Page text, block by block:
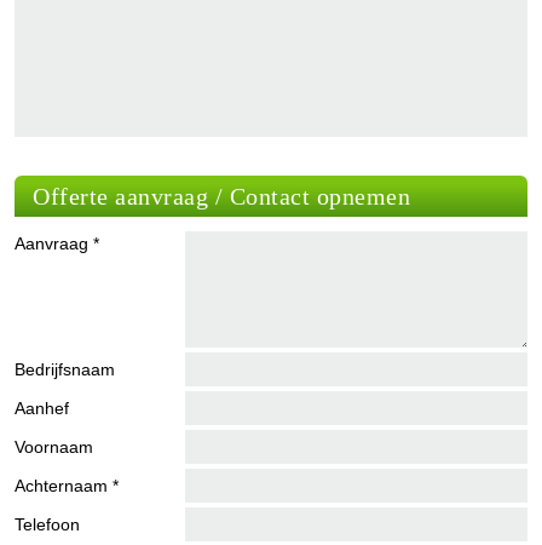
Offerte aanvraag / Contact opnemen
Aanvraag *
Bedrijfsnaam
Aanhef
Voornaam
Achternaam *
Telefoon